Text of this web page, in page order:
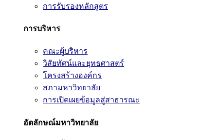
การรับรองหลักสูตร
การบริหาร
คณะผู้บริหาร
วิสัยทัศน์และยุทธศาสตร์
โครงสร้างองค์กร
สภามหาวิทยาลัย
การเปิดเผยข้อมูลสู่สาธารณะ
อัตลักษณ์มหาวิทยาลัย